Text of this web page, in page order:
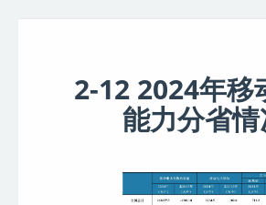
2-12 2024年移
能力分省